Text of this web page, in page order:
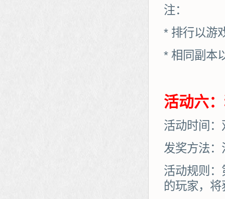
注：
* 排行以游
* 相同副本
活动六
活动时间
发奖方法
活动规则
的玩家，